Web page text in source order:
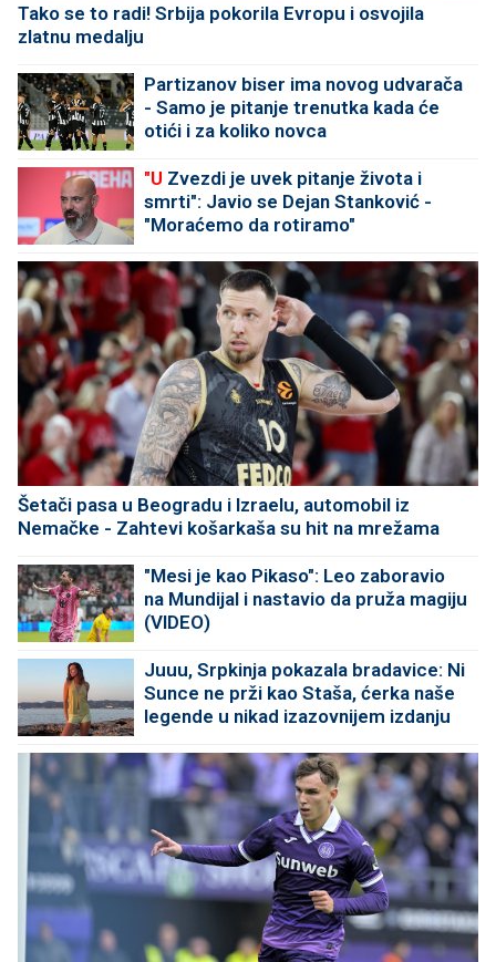
Tako se to radi! Srbija pokorila Evropu i osvojila
zlatnu medalju
Partizanov biser ima novog udvarača
- Samo je pitanje trenutka kada će
otići i za koliko novca
"U Zvezdi je uvek pitanje života i
smrti": Javio se Dejan Stanković -
"Moraćemo da rotiramo"
Šetači pasa u Beogradu i Izraelu, automobil iz
Nemačke - Zahtevi košarkaša su hit na mrežama
"Mesi je kao Pikaso": Leo zaboravio
na Mundijal i nastavio da pruža magiju
(VIDEO)
Juuu, Srpkinja pokazala bradavice: Ni
Sunce ne prži kao Staša, ćerka naše
legende u nikad izazovnijem izdanju